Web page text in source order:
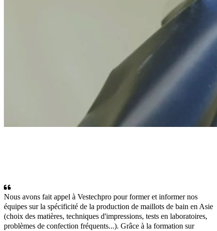
Nous avons fait appel à Vestechpro pour former et informer nos
équipes sur la spécificité de la production de maillots de bain en Asie
(choix des matières, techniques d'impressions, tests en laboratoires,
problèmes de confection fréquents...). Grâce à la formation sur